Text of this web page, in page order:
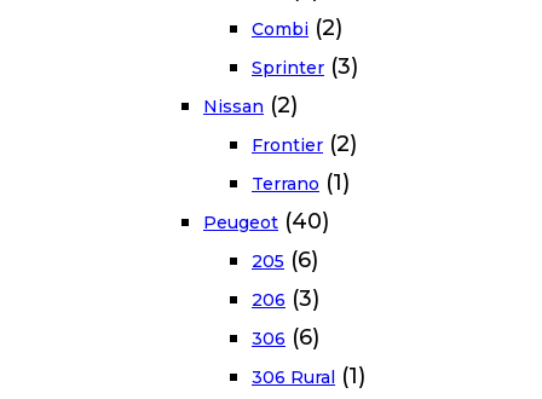
Combi (2)
Sprinter (3)
Nissan (2)
Frontier (2)
Terrano (1)
Peugeot (40)
205 (6)
206 (3)
306 (6)
306 Rural (1)